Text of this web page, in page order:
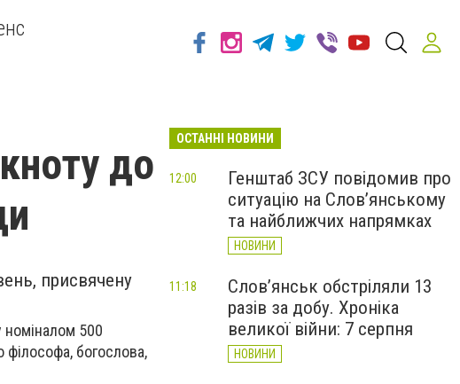
до
присвячену
номіналом 500
філософа, богослова,
ОСТАННІ НОВИНИ
Генштаб ЗСУ повідомив про
ситуацію на Слов’янському
та найближчих напрямках
НОВИНИ
12:00
Слов’янськ обстріляли 13
разів за добу. Хроніка
великої війни: 7 серпня
НОВИНИ
11:18